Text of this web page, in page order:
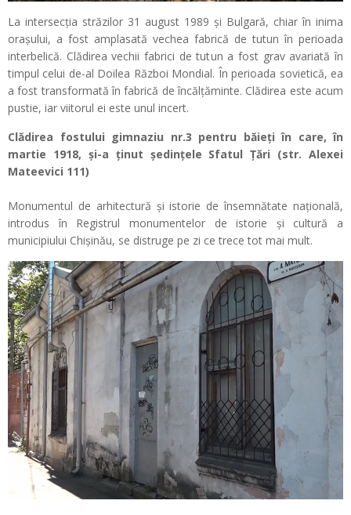
La intersecția străzilor 31 august 1989 și Bulgară, chiar în inima
orașului, a fost amplasată vechea fabrică de tutun în perioada
interbelică. Clădirea vechii fabrici de tutun a fost grav avariată în
timpul celui de-al Doilea Război Mondial. În perioada sovietică, ea
a fost transformată în fabrică de încălțăminte. Clădirea este acum
pustie, iar viitorul ei este unul incert.
Clădirea fostului gimnaziu nr.3 pentru băieţi în care, în
martie 1918, şi-a ţinut şedinţele Sfatul Ţări (str. Alexei
Mateevici 111)
Monumentul de arhitectură şi istorie de însemnătate naţională,
introdus în Registrul monumentelor de istorie şi cultură a
municipiului Chişinău, se distruge pe zi ce trece tot mai mult.